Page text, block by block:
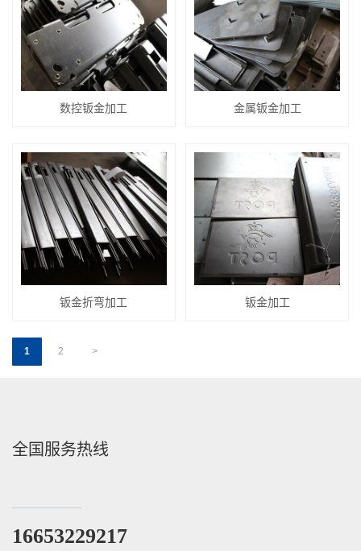
数控钣金加工 金属钣金加工
钣金折弯加工 钣金加工
1 2 >
全国服务热线
16653229217